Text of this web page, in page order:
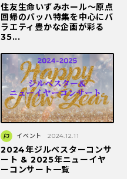
住友生命いずみホール〜原点
回帰のバッハ特集を中心にバ
ラエティ豊かな企画が彩る
35...
イベント 2024.12.11
2024年ジルベスターコンサ
ート & 2025年ニューイヤ
ーコンサート一覧